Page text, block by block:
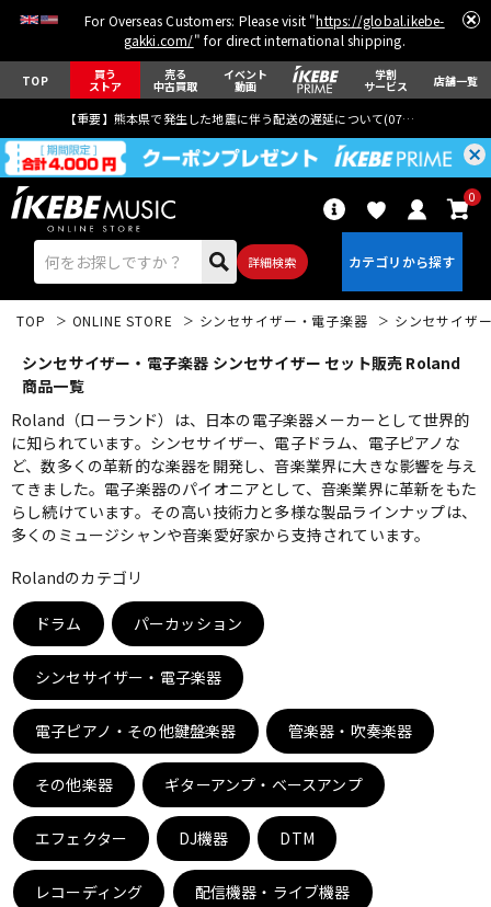
For Overseas Customers: Please visit "https://global.ikebe-
gakki.com/" for direct international shipping.
TOP 買う
ストア
売る
中古買取
イベント
動画
学割
サービス 店舗一覧
【重要】熊本県で発生した地震に伴う配送の遅延について(07月29日
詳細検索
0
エレキギター アコギ/エレアコ
ベース ウクレレ
ドラム
キーボード
管楽器 その他楽器
アンプ エフェクター
TOP ONLINE STORE シンセサイザー・電子楽器 シンセサイザ
シンセサイザー・電子楽器 シンセサイザー セット販売 Roland
商品一覧
Roland（ローランド）は、日本の電子楽器メーカーとして世界的
に知られています。シンセサイザー、電子ドラム、電子ピアノな
ど、数多くの革新的な楽器を開発し、音楽業界に大きな影響を与え
てきました。電子楽器のパイオニアとして、音楽業界に革新をもた
らし続けています。その高い技術力と多様な製品ラインナップは、
多くのミュージシャンや音楽愛好家から支持されています。
Rolandのカテゴリ
ドラム パーカッション
シンセサイザー・電子楽器
電子ピアノ・その他鍵盤楽器 管楽器・吹奏楽器
その他楽器 ギターアンプ・ベースアンプ
エフェクター DJ機器 DTM
レコーディング 配信機器・ライブ機器